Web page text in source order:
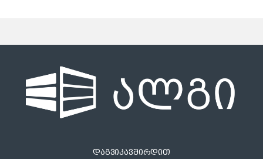
დაგვიკავშირდით